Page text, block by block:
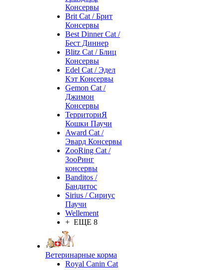
Консервы
Brit Cat / Брит
Консервы
Best Dinner Cat /
Бест Диннер
Blitz Cat / Блиц
Консервы
Edel Cat / Эдел
Кэт Консервы
Gemon Cat /
Джимон
Консервы
ТерриториЯ
Кошки Паучи
Award Cat /
Эвард Консервы
ZooRing Cat /
ЗооРинг
консервы
Banditos /
Бандитос
Sirius / Сириус
Паучи
Wellement
+ ЕЩЕ 8
Ветеринарные корма
Royal Canin Cat